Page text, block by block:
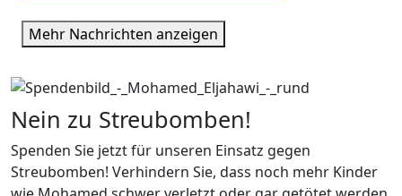
Mehr Nachrichten anzeigen
Nein zu Streubomben!
Spenden Sie jetzt für unseren Einsatz gegen
Streubomben! Verhindern Sie, dass noch mehr Kinder